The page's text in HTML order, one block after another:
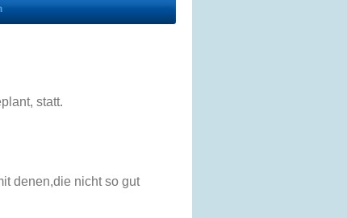
statt.
denen,die nicht so gut